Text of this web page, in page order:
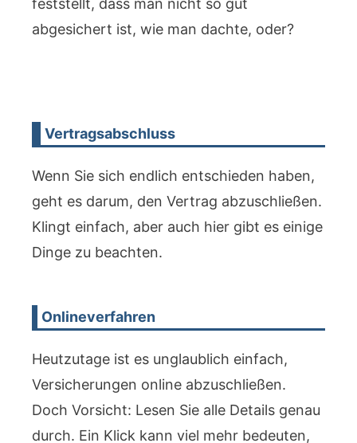
feststellt, dass man nicht so gut
abgesichert ist, wie man dachte, oder?
Vertragsabschluss
Wenn Sie sich endlich entschieden haben,
geht es darum, den Vertrag abzuschließen.
Klingt einfach, aber auch hier gibt es einige
Dinge zu beachten.
Onlineverfahren
Heutzutage ist es unglaublich einfach,
Versicherungen online abzuschließen.
Doch Vorsicht: Lesen Sie alle Details genau
durch. Ein Klick kann viel mehr bedeuten,